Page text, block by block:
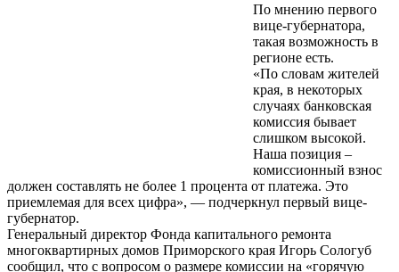
По мнению первого
вице-губернатора,
такая возможность в
регионе есть.
«По словам жителей
края, в некоторых
случаях банковская
комиссия бывает
слишком высокой.
Наша позиция –
комиссионный взнос
должен составлять не более 1 процента от платежа. Это
приемлемая для всех цифра», — подчеркнул первый вице-
губернатор.
Генеральный директор Фонда капитального ремонта
многоквартирных домов Приморского края Игорь Сологуб
сообщил, что с вопросом о размере комиссии на «горячую